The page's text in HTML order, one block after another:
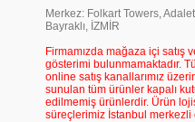
Merkez: Folkart Towers,
Bayraklı, İZMİR
Firmamızda mağaza içi satış
gösterimi bulunmamaktadır.
online satış kanallarımız
sunulan tüm ürünler kapalı
edilmemiş ürünlerdir. Ürün
süreçlerimiz İstanbul merkezli